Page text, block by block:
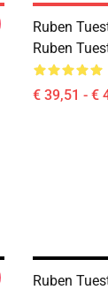
Ruben
Ruben
€ 39,51 - €
Ruben